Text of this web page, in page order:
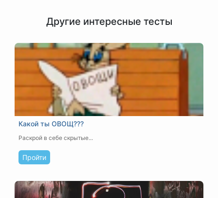
Другие интересные тесты
Какой ты ОВОЩ???
Раскрой в себе скрытые...
Пройти